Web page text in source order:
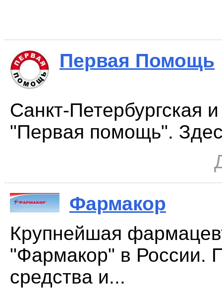
Первая Помощь
Санкт-Петербургская
"Первая помощь".
Фармакор
Крупнейшая
"Фармакор" в России.
средства и...